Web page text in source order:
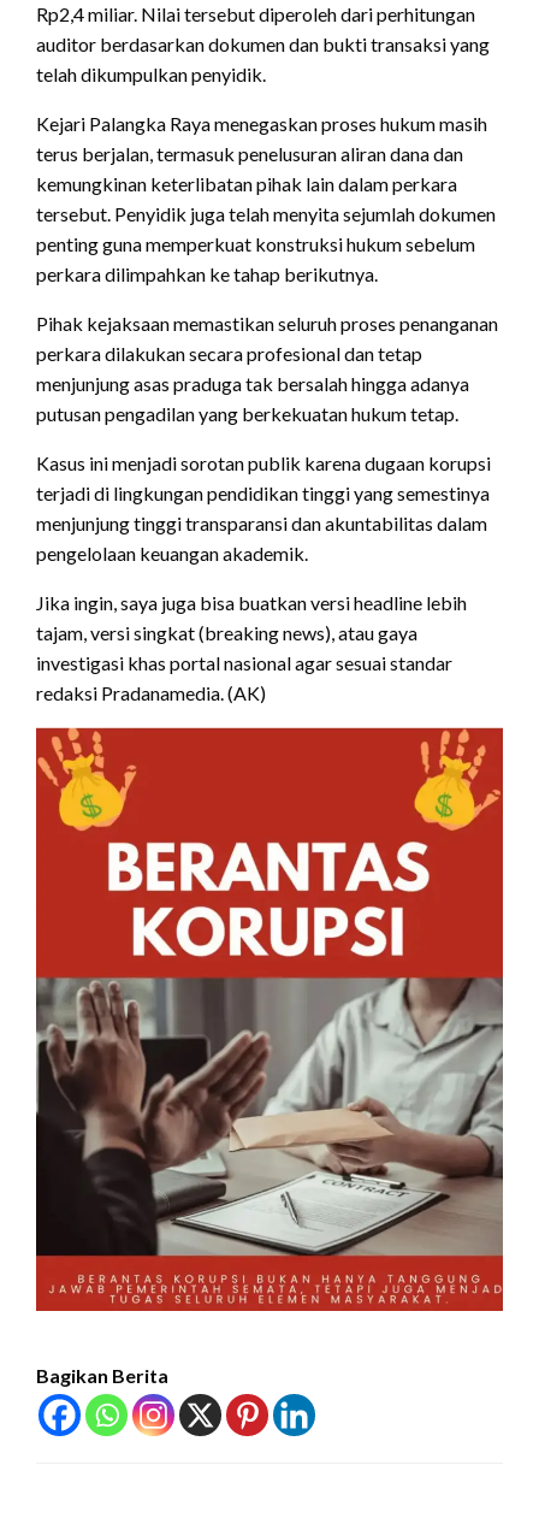
Rp2,4 miliar. Nilai tersebut diperoleh dari perhitungan
auditor berdasarkan dokumen dan bukti transaksi yang
telah dikumpulkan penyidik.
Kejari Palangka Raya menegaskan proses hukum masih
terus berjalan, termasuk penelusuran aliran dana dan
kemungkinan keterlibatan pihak lain dalam perkara
tersebut. Penyidik juga telah menyita sejumlah dokumen
penting guna memperkuat konstruksi hukum sebelum
perkara dilimpahkan ke tahap berikutnya.
Pihak kejaksaan memastikan seluruh proses penanganan
perkara dilakukan secara profesional dan tetap
menjunjung asas praduga tak bersalah hingga adanya
putusan pengadilan yang berkekuatan hukum tetap.
Kasus ini menjadi sorotan publik karena dugaan korupsi
terjadi di lingkungan pendidikan tinggi yang semestinya
menjunjung tinggi transparansi dan akuntabilitas dalam
pengelolaan keuangan akademik.
Jika ingin, saya juga bisa buatkan versi headline lebih
tajam, versi singkat (breaking news), atau gaya
investigasi khas portal nasional agar sesuai standar
redaksi Pradanamedia. (AK)
Bagikan Berita